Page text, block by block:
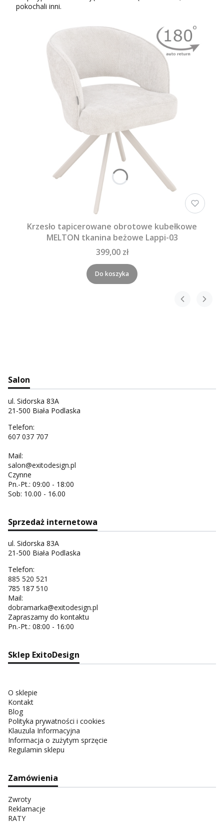
pokochali inni.
Krzesło tapicerowane obrotowe kubełkowe
MELTON tkanina beżowe Lappi-03
399,00 zł
Do koszyka
Salon
ul. Sidorska 83A
21-500 Biała Podlaska
Telefon:
607 037 707
Mail:
salon@exitodesign.pl
Czynne
Pn.-Pt.: 09:00 - 18:00
Sob: 10.00 - 16.00
Sprzedaż internetowa
ul. Sidorska 83A
21-500 Biała Podlaska
Telefon:
885 520 521
785 187 510
Mail:
dobramarka@exitodesign.pl
Zapraszamy do kontaktu
Pn.-Pt.: 08:00 - 16:00
Sklep ExitoDesign
O sklepie
Kontakt
Blog
Polityka prywatności i cookies
Klauzula Informacyjna
Informacja o zużytym sprzęcie
Regulamin sklepu
Zamówienia
Zwroty
Reklamacje
RATY